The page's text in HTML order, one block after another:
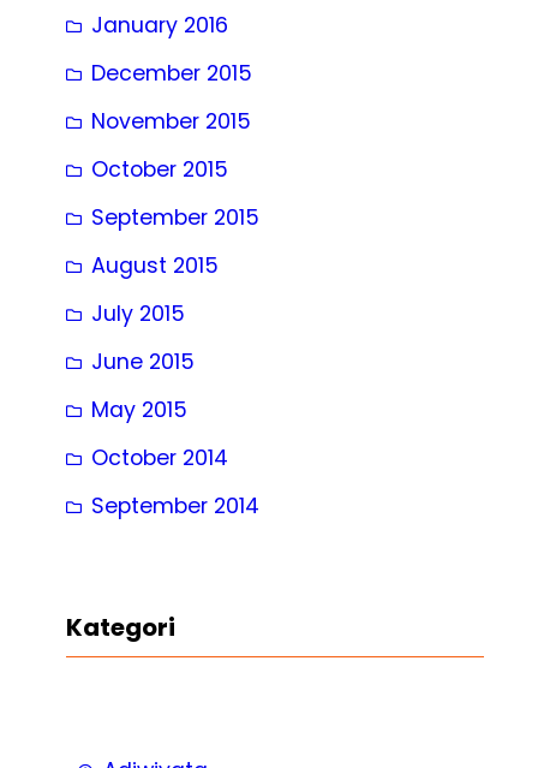
January 2016
December 2015
November 2015
October 2015
September 2015
August 2015
July 2015
June 2015
May 2015
October 2014
September 2014
Kategori